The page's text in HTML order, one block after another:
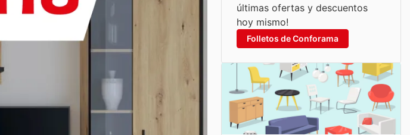
últimas ofertas y descuentos
hoy mismo!
Folletos de Conforama